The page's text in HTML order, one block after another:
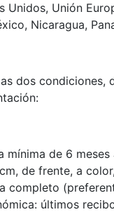
Unidos, Unión
Nicaragua,
dos
mínima de 6
de frente, a
completo
últimos